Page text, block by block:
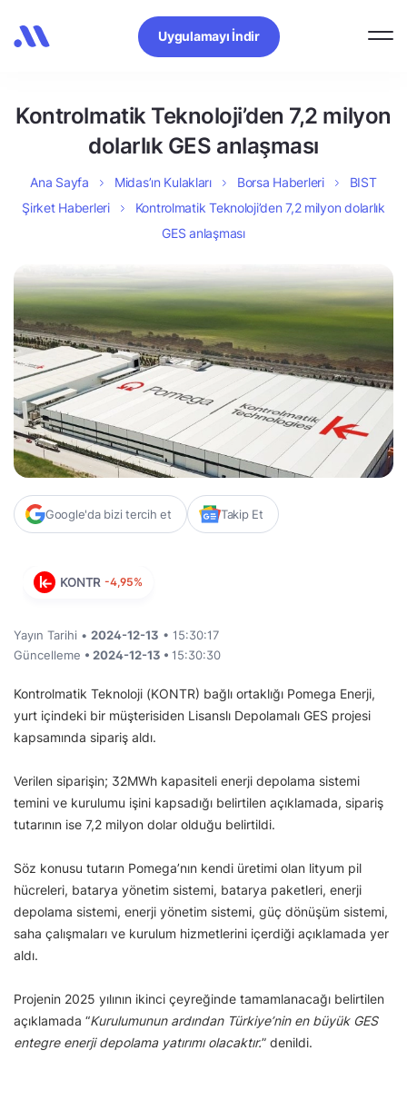
Uygulamayı İndir
Kontrolmatik Teknoloji’den 7,2 milyon
dolarlık GES anlaşması
Ana Sayfa Midas’ın Kulakları Borsa Haberleri
BIST
Şirket Haberleri
Kontrolmatik Teknoloji’den 7,2 milyon dolarlık
GES anlaşması
Google'da bizi tercih et Takip Et
KONTR -4,95%
Yayın Tarihi • 2024-12-13 • 15:30:17
Güncelleme • 2024-12-13 • 15:30:30
Kontrolmatik Teknoloji (KONTR) bağlı ortaklığı Pomega Enerji,
yurt içindeki bir müşterisiden Lisanslı Depolamalı GES projesi
kapsamında sipariş aldı.
Verilen siparişin; 32MWh kapasiteli enerji depolama sistemi
temini ve kurulumu işini kapsadığı belirtilen açıklamada, sipariş
tutarının ise 7,2 milyon dolar olduğu belirtildi.
Söz konusu tutarın Pomega’nın kendi üretimi olan lityum pil
hücreleri, batarya yönetim sistemi, batarya paketleri, enerji
depolama sistemi, enerji yönetim sistemi, güç dönüşüm sistemi,
saha çalışmaları ve kurulum hizmetlerini içerdiği açıklamada yer
aldı.
Projenin 2025 yılının ikinci çeyreğinde tamamlanacağı belirtilen
açıklamada “Kurulumunun ardından Türkiye’nin en büyük GES
entegre enerji depolama yatırımı olacaktır.” denildi.